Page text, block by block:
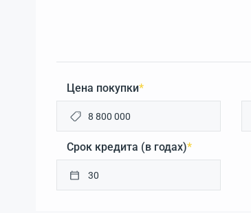
Цена покупки*
Срок кредита (в годах)*